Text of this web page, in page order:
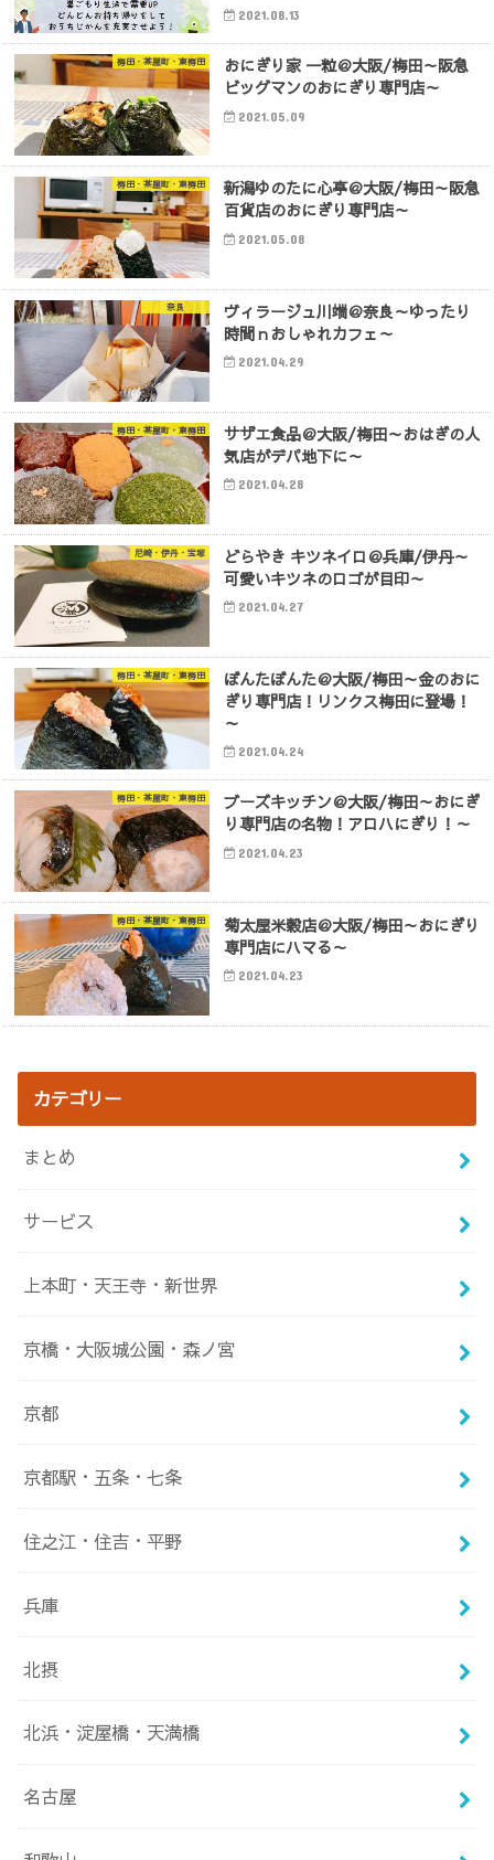
2021.08.13
梅田・茶屋町・東梅田
おにぎり家 一粒＠大阪/梅田～阪急
ビッグマンのおにぎり専門店～
2021.05.09
梅田・茶屋町・東梅田
新潟ゆのたに心亭＠大阪/梅田～阪急
百貨店のおにぎり専門店～
2021.05.08
奈良
ヴィラージュ川端＠奈良～ゆったり
時間ｎおしゃれカフェ～
2021.04.29
梅田・茶屋町・東梅田
サザエ食品＠大阪/梅田～おはぎの人
気店がデパ地下に～
2021.04.28
尼崎・伊丹・宝塚
どらやき キツネイロ＠兵庫/伊丹～
可愛いキツネのロゴが目印～
2021.04.27
梅田・茶屋町・東梅田
ぼんたぼんた＠大阪/梅田～金のおに
ぎり専門店！リンクス梅田に登場！
～
2021.04.24
梅田・茶屋町・東梅田
ブーズキッチン＠大阪/梅田～おにぎ
り専門店の名物！アロハにぎり！～
2021.04.23
梅田・茶屋町・東梅田
菊太屋米穀店＠大阪/梅田～おにぎり
専門店にハマる～
2021.04.23
カテゴリー
まとめ
サービス
上本町・天王寺・新世界
京橋・大阪城公園・森ノ宮
京都
京都駅・五条・七条
住之江・住吉・平野
兵庫
北摂
北浜・淀屋橋・天満橋
名古屋